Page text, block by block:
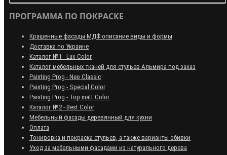
ПРОГРАММА ПО ПОКРАСКЕ
Крашенные фасады МДФ описание виды и формы
Доставка по Украине
Каталог №1 - Lux Color
Каталог мебельных тканей для стульев Альмира под заказ
Painting Prog - Neo Classiс
Painting Prog - Special Color
Painting Prog - Top matt Color
Каталог №2 - Best Color
Мебельный фасады деревянный для кухни
Оплата
Тонировка и покраска стульев, а также варианты обивки
Уход за мебельными фасадами из натурального дерева